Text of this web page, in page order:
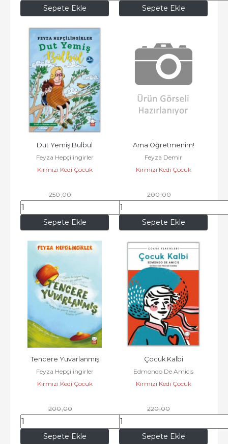
Sepete Ekle Sepete Ekle
Sepete Ekle
Dut Yemiş Bülbül
Feyza Hepçilingirler
Kırmızı Kedi Çocuk
250,00
215,00
Sepete Ekle
Ama Öğretmenim!
Feyza Demir
Kırmızı Kedi Çocuk
200,00
172,00
Sepete Ekle
Tencere Yuvarlanmış
Feyza Hepçilingirler
Kırmızı Kedi Çocuk
200,00
172,00
Sepete Ekle
Çocuk Kalbi
Edmondo De Amicis
Kırmızı Kedi Çocuk
220,00
189,20